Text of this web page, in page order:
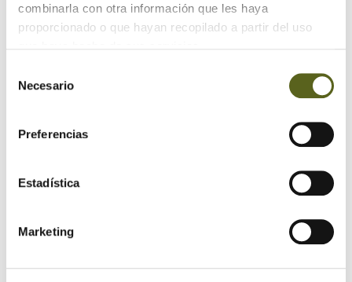
combinarla con otra información que les haya
proporcionado o que hayan recopilado a partir del uso
Necesario
Preferencias
Estadística
Marketing